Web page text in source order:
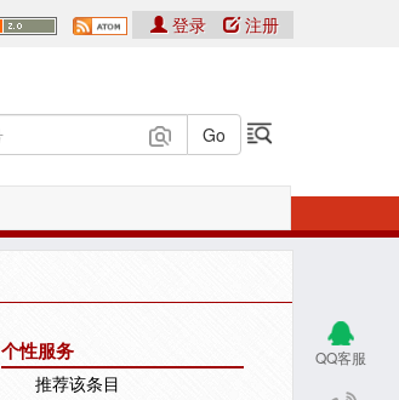
登录 注册
QQ客服
个性服务
推荐该条目